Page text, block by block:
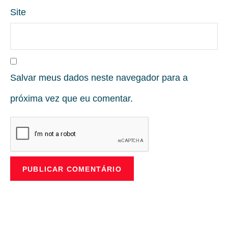
Site
Salvar meus dados neste navegador para a
próxima vez que eu comentar.